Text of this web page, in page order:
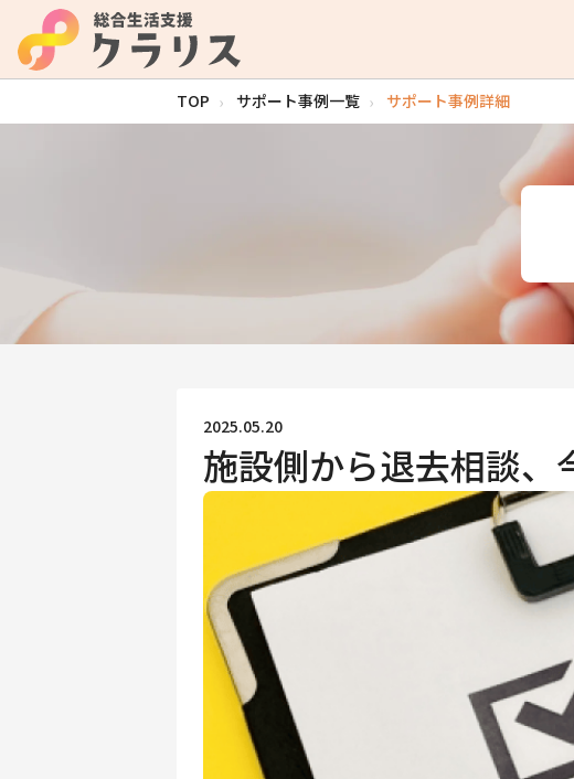
TOP サポート事例一覧 サポート事例詳細
2025.05.20
施設側から退去相談、